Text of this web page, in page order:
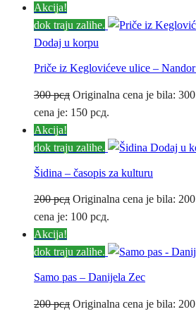
Akcija!
dok traju zalihe.
Dodaj u korpu
Priče iz Keglovićeve ulice –
300рсд Originalna cena je bila:
cena je: 150 рсд.
Akcija!
dok traju zalihe.
Dodaj u
Šidina – časopis za kulturu
200рсд Originalna cena je bila:
cena je: 100 рсд.
Akcija!
dok traju zalihe.
Samo pas – Danijela Zec
200рсд Originalna cena je bila: